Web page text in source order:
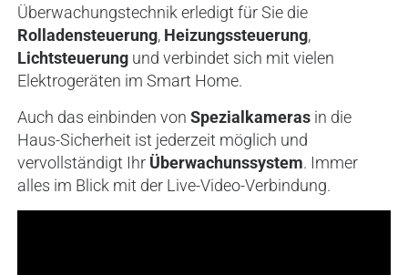
Überwachungstechnik erledigt für Sie die
Rolladensteuerung, Heizungssteuerung,
Lichtsteuerung und verbindet sich mit vielen
Elektrogeräten im Smart Home.
Auch das einbinden von Spezialkameras in die
Haus-Sicherheit ist jederzeit möglich und
vervollständigt Ihr Überwachunssystem. Immer
alles im Blick mit der Live-Video-Verbindung.